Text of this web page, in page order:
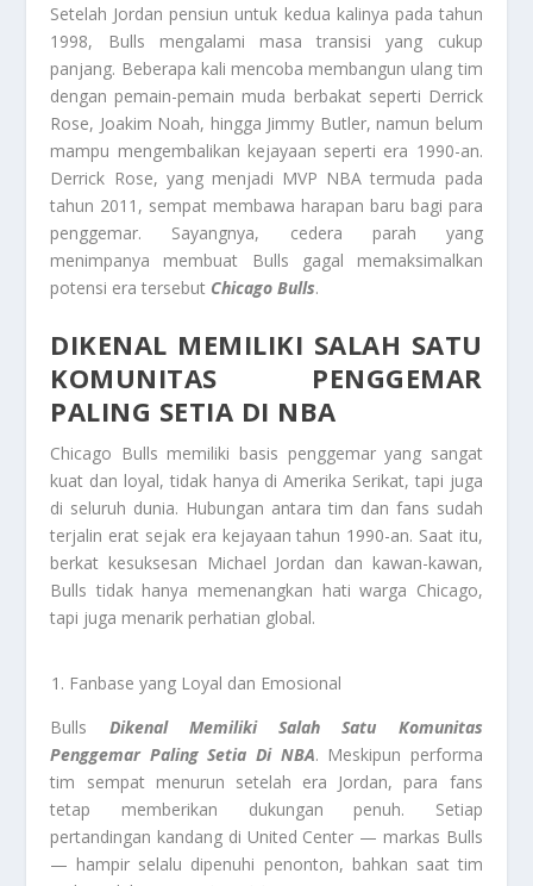
Setelah Jordan pensiun untuk kedua kalinya pada tahun
1998, Bulls mengalami masa transisi yang cukup
panjang. Beberapa kali mencoba membangun ulang tim
dengan pemain-pemain muda berbakat seperti Derrick
Rose, Joakim Noah, hingga Jimmy Butler, namun belum
mampu mengembalikan kejayaan seperti era 1990-an.
Derrick Rose, yang menjadi MVP NBA termuda pada
tahun 2011, sempat membawa harapan baru bagi para
penggemar. Sayangnya, cedera parah yang
menimpanya membuat Bulls gagal memaksimalkan
potensi era tersebut Chicago Bulls.
DIKENAL MEMILIKI SALAH SATU
KOMUNITAS PENGGEMAR
PALING SETIA DI NBA
Chicago Bulls memiliki basis penggemar yang sangat
kuat dan loyal, tidak hanya di Amerika Serikat, tapi juga
di seluruh dunia. Hubungan antara tim dan fans sudah
terjalin erat sejak era kejayaan tahun 1990-an. Saat itu,
berkat kesuksesan Michael Jordan dan kawan-kawan,
Bulls tidak hanya memenangkan hati warga Chicago,
tapi juga menarik perhatian global.
Fanbase yang Loyal dan Emosional
Bulls Dikenal Memiliki Salah Satu Komunitas
Penggemar Paling Setia Di NBA. Meskipun performa
tim sempat menurun setelah era Jordan, para fans
tetap memberikan dukungan penuh. Setiap
pertandingan kandang di United Center — markas Bulls
— hampir selalu dipenuhi penonton, bahkan saat tim